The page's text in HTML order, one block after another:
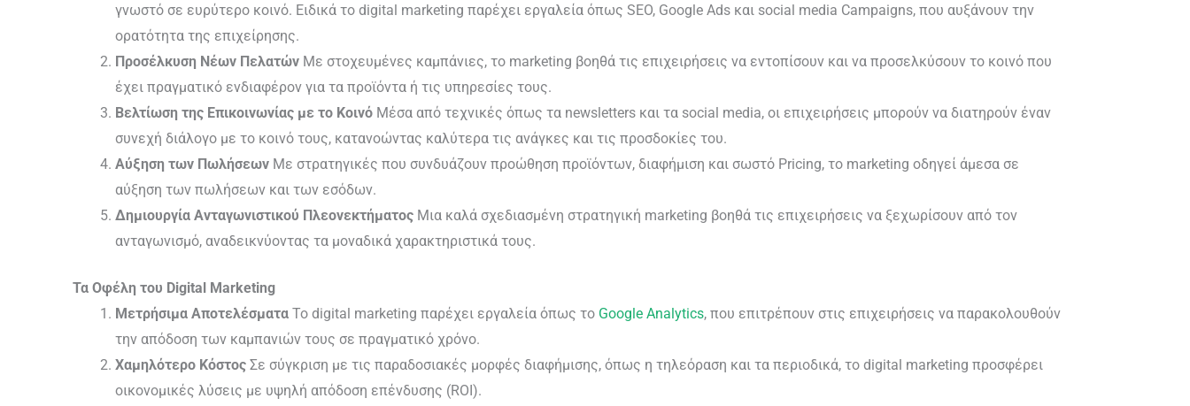
γνωστό σε ευρύτερο κοινό. Ειδικά το digital marketing παρέχει εργαλεία όπως SEO, Google Ads και social media Campaigns, που αυξάνουν την
ορατότητα της επιχείρησης.
Προσέλκυση Νέων Πελατών Με στοχευμένες καμπάνιες, το marketing βοηθά τις επιχειρήσεις να εντοπίσουν και να προσελκύσουν το κοινό που
έχει πραγματικό ενδιαφέρον για τα προϊόντα ή τις υπηρεσίες τους.
Βελτίωση της Επικοινωνίας με το Κοινό Μέσα από τεχνικές όπως τα newsletters και τα social media, οι επιχειρήσεις μπορούν να διατηρούν έναν
συνεχή διάλογο με το κοινό τους, κατανοώντας καλύτερα τις ανάγκες και τις προσδοκίες του.
Αύξηση των Πωλήσεων Με στρατηγικές που συνδυάζουν προώθηση προϊόντων, διαφήμιση και σωστό Pricing, το marketing οδηγεί άμεσα σε
αύξηση των πωλήσεων και των εσόδων.
Δημιουργία Ανταγωνιστικού Πλεονεκτήματος Μια καλά σχεδιασμένη στρατηγική marketing βοηθά τις επιχειρήσεις να ξεχωρίσουν από τον
ανταγωνισμό, αναδεικνύοντας τα μοναδικά χαρακτηριστικά τους.
Τα Οφέλη του Digital Marketing
Μετρήσιμα Αποτελέσματα Το digital marketing παρέχει εργαλεία όπως το Google Analytics, που επιτρέπουν στις επιχειρήσεις να παρακολουθούν
την απόδοση των καμπανιών τους σε πραγματικό χρόνο.
Χαμηλότερο Κόστος Σε σύγκριση με τις παραδοσιακές μορφές διαφήμισης, όπως η τηλεόραση και τα περιοδικά, το digital marketing προσφέρει
οικονομικές λύσεις με υψηλή απόδοση επένδυσης (ROI).